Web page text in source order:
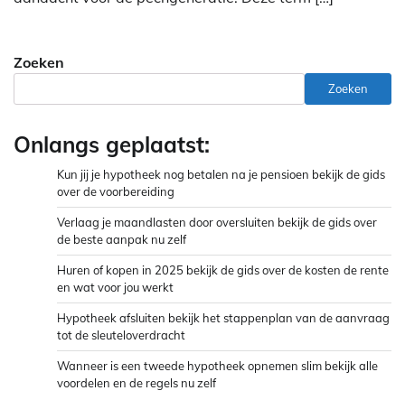
Zoeken
Zoeken
Onlangs geplaatst:
Kun jij je hypotheek nog betalen na je pensioen bekijk de gids
over de voorbereiding
Verlaag je maandlasten door oversluiten bekijk de gids over
de beste aanpak nu zelf
Huren of kopen in 2025 bekijk de gids over de kosten de rente
en wat voor jou werkt
Hypotheek afsluiten bekijk het stappenplan van de aanvraag
tot de sleuteloverdracht
Wanneer is een tweede hypotheek opnemen slim bekijk alle
voordelen en de regels nu zelf